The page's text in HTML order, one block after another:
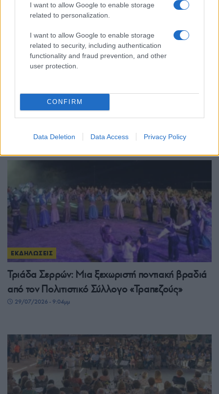
I want to allow Google to enable storage
related to personalization.
I want to allow Google to enable storage
related to security, including authentication
functionality and fraud prevention, and other
user protection.
CONFIRM
Data Deletion Data Access Privacy Policy
ΕΚΔΗΛΩΣΕΙΣ
με μουσική, παράδοση και γεύσεις της δυτικής
Μακεδονίας
ΕΚΔΗΛΩΣΕΙΣ
Τριάδα Σερρών: Μια ξεχωριστή ποντιακή βραδιά
από τον Πολιτιστικό Σύλλογο «Τραπεζούς»
29/07/2026 - 9:04μμ